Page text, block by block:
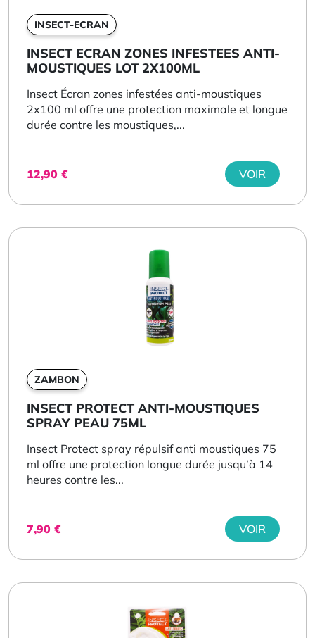
INSECT-ECRAN
INSECT ECRAN ZONES INFESTEES ANTI-
MOUSTIQUES LOT 2X100ML
Insect Écran zones infestées anti-moustiques
2x100 ml offre une protection maximale et longue
durée contre les moustiques,...
12,90 € VOIR
ZAMBON
INSECT PROTECT ANTI-MOUSTIQUES
SPRAY PEAU 75ML
Insect Protect spray répulsif anti moustiques 75
ml offre une protection longue durée jusqu’à 14
heures contre les...
7,90 € VOIR